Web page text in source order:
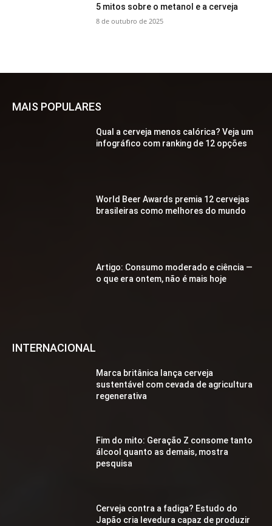
5 mitos sobre o metanol e a cerveja
8 de outubro de 2025
MAIS POPULARES
Qual a cerveja menos calórica? Veja um
infográfico com ranking de 12 opções
World Beer Awards premia 12 cervejas
brasileiras como melhores do mundo
Artigo: Consumo moderado e ciência —
o que era ontem, não é mais hoje
INTERNACIONAL
Marca britânica lança cerveja
sustentável com cevada de agricultura
regenerativa
Fim do mito: Geração Z consome tanto
álcool quanto as demais, mostra
pesquisa
Cerveja contra a fadiga? Estudo do
Japão cria levedura capaz de produzir